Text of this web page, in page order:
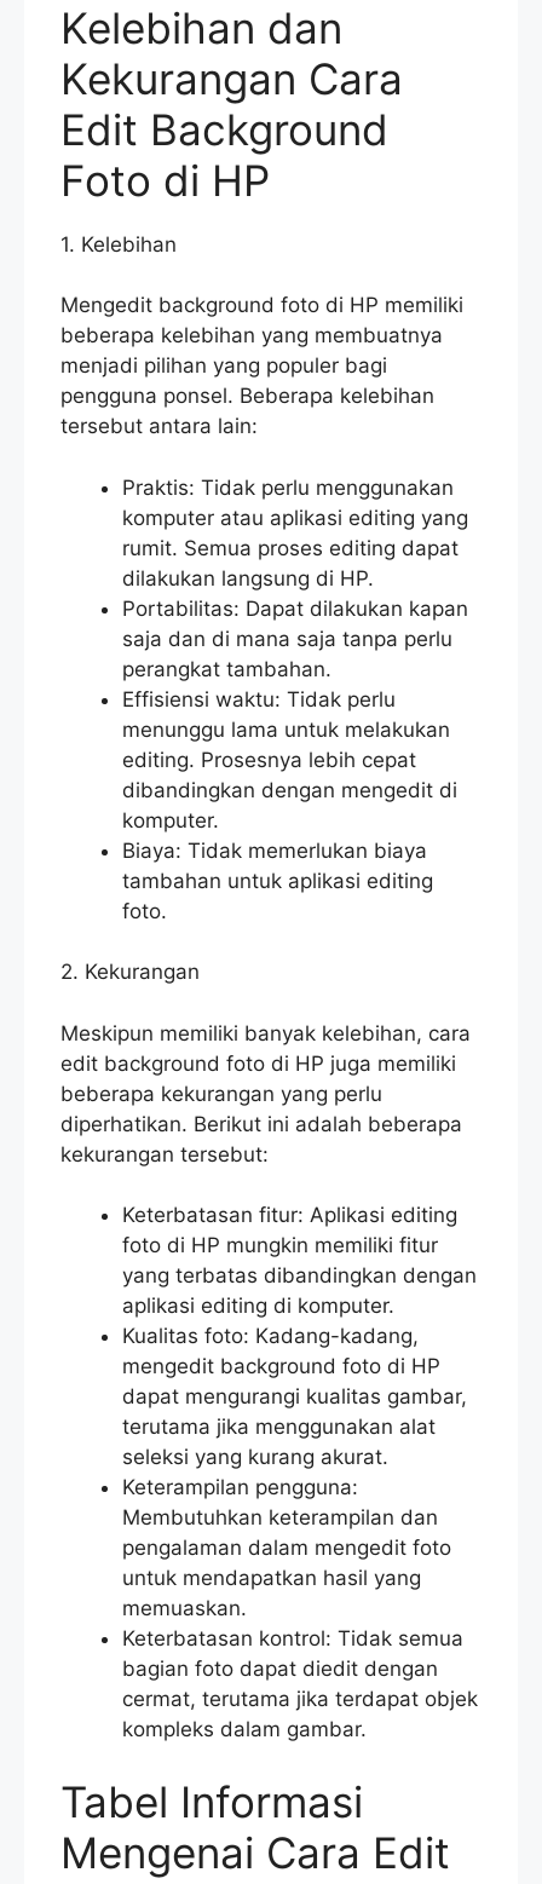
Kelebihan dan
Kekurangan Cara
Edit Background
Foto di HP
1. Kelebihan
Mengedit background foto di HP memiliki
beberapa kelebihan yang membuatnya
menjadi pilihan yang populer bagi
pengguna ponsel. Beberapa kelebihan
tersebut antara lain:
Praktis: Tidak perlu menggunakan
komputer atau aplikasi editing yang
rumit. Semua proses editing dapat
dilakukan langsung di HP.
Portabilitas: Dapat dilakukan kapan
saja dan di mana saja tanpa perlu
perangkat tambahan.
Effisiensi waktu: Tidak perlu
menunggu lama untuk melakukan
editing. Prosesnya lebih cepat
dibandingkan dengan mengedit di
komputer.
Biaya: Tidak memerlukan biaya
tambahan untuk aplikasi editing
foto.
2. Kekurangan
Meskipun memiliki banyak kelebihan, cara
edit background foto di HP juga memiliki
beberapa kekurangan yang perlu
diperhatikan. Berikut ini adalah beberapa
kekurangan tersebut:
Keterbatasan fitur: Aplikasi editing
foto di HP mungkin memiliki fitur
yang terbatas dibandingkan dengan
aplikasi editing di komputer.
Kualitas foto: Kadang-kadang,
mengedit background foto di HP
dapat mengurangi kualitas gambar,
terutama jika menggunakan alat
seleksi yang kurang akurat.
Keterampilan pengguna:
Membutuhkan keterampilan dan
pengalaman dalam mengedit foto
untuk mendapatkan hasil yang
memuaskan.
Keterbatasan kontrol: Tidak semua
bagian foto dapat diedit dengan
cermat, terutama jika terdapat objek
kompleks dalam gambar.
Tabel Informasi
Mengenai Cara Edit